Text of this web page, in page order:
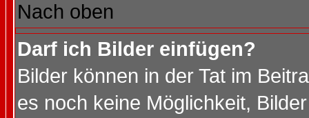
Nach oben
Darf ich Bilder einfügen?
Bilder können in der Tat im
es noch keine Möglichkeit,